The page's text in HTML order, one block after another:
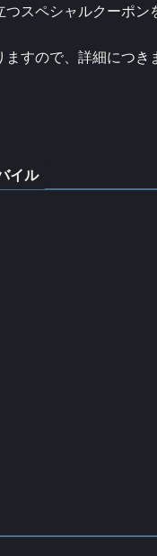
スペシャルクーポン
すので、詳細につ
イル